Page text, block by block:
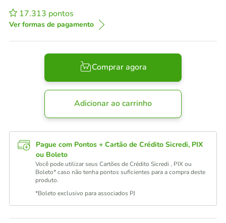
17.313 pontos
Ver formas de pagamento
Comprar agora
Adicionar ao carrinho
Pague com Pontos + Cartão de Crédito Sicredi, PIX
ou Boleto
Você pode utilizar seus Cartões de Crédito Sicredi , PIX ou
Boleto* caso não tenha pontos suficientes para a compra deste
produto.
*Boleto exclusivo para associados PJ